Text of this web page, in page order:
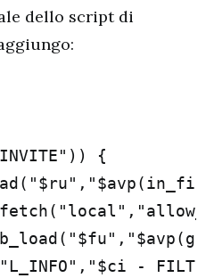
dello script di
{
-